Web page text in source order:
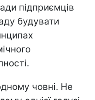
підприємців
будувати
човні. Не